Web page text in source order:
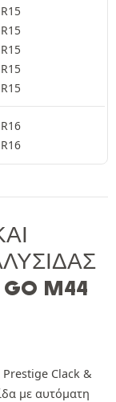
M44
Clack &
με αυτόματη